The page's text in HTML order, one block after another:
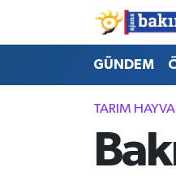
GÜNDEM
TARIM
İzmir Nöbetçi
İzmir Hava Durumu
İzmir Namaz